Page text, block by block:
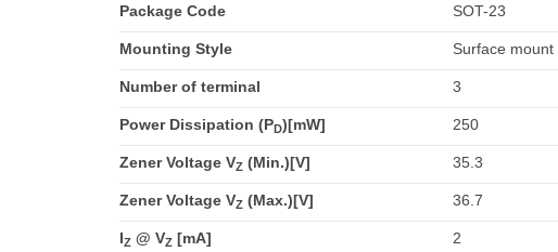
Package Code SOT-23
Mounting Style Surface mount
Number of terminal 3
Power Dissipation (PD)[mW] 250
Zener Voltage VZ (Min.)[V] 35.3
Zener Voltage VZ (Max.)[V] 36.7
IZ @ VZ [mA] 2